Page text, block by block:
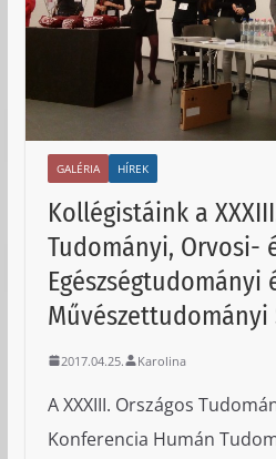
GALÉRIA HÍREK
Kollégistáink a
Tudományi, Orvosi-
Egészségtudományi
Művészettudományi
2017.04.25. Karolina
A XXXIII. Országos
Konferencia Humán